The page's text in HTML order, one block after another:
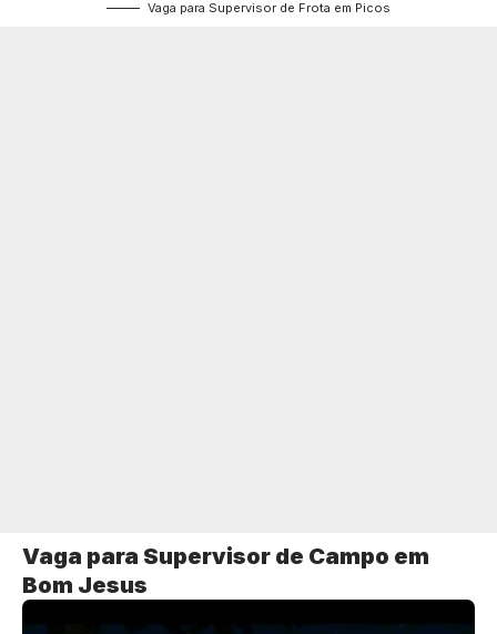
Vaga para Supervisor de Frota em Picos
Vaga para Supervisor de Campo em
Bom Jesus